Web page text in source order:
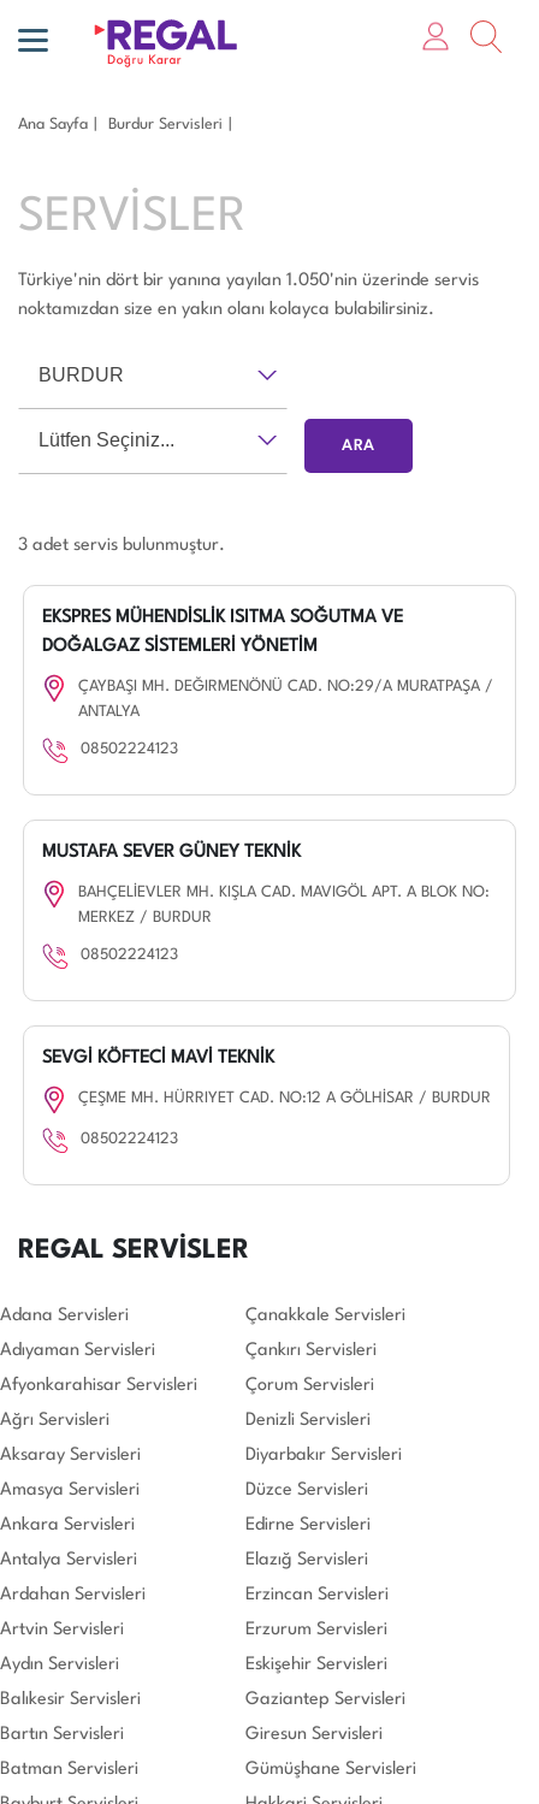
Ana Sayfa Burdur Servisleri
SERVİSLER
Türkiye'nin dört bir yanına yayılan 1.050'nin üzerinde servis
noktamızdan size en yakın olanı kolayca bulabilirsiniz.
BURDUR
Lütfen Seçiniz...
3 adet servis bulunmuştur.
EKSPRES MÜHENDİSLİK ISITMA SOĞUTMA VE
DOĞALGAZ SİSTEMLERİ YÖNETİM
ÇAYBAŞI MH. DEĞIRMENÖNÜ CAD. NO:29/A MURATPAŞA /
ANTALYA
08502224123
MUSTAFA SEVER GÜNEY TEKNİK
BAHÇELİEVLER MH. KIŞLA CAD. MAVIGÖL APT. A BLOK NO:
MERKEZ / BURDUR
08502224123
SEVGİ KÖFTECİ MAVİ TEKNİK
ÇEŞME MH. HÜRRIYET CAD. NO:12 A GÖLHİSAR / BURDUR
08502224123
REGAL SERVİSLER
Adana Servisleri
Adıyaman Servisleri
Afyonkarahisar Servisleri
Ağrı Servisleri
Aksaray Servisleri
Amasya Servisleri
Ankara Servisleri
Antalya Servisleri
Ardahan Servisleri
Artvin Servisleri
Aydın Servisleri
Balıkesir Servisleri
Bartın Servisleri
Batman Servisleri
Çanakkale Servisleri
Çankırı Servisleri
Çorum Servisleri
Denizli Servisleri
Diyarbakır Servisleri
Düzce Servisleri
Edirne Servisleri
Elazığ Servisleri
Erzincan Servisleri
Erzurum Servisleri
Eskişehir Servisleri
Gaziantep Servisleri
Giresun Servisleri
Gümüşhane Servisleri